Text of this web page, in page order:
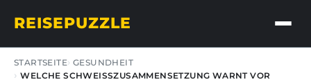
REISEPUZZLE
STARTSEITE GESUNDHEIT
WELCHE SCHWEISSZUSAMMENSETZUNG WARNT VOR N